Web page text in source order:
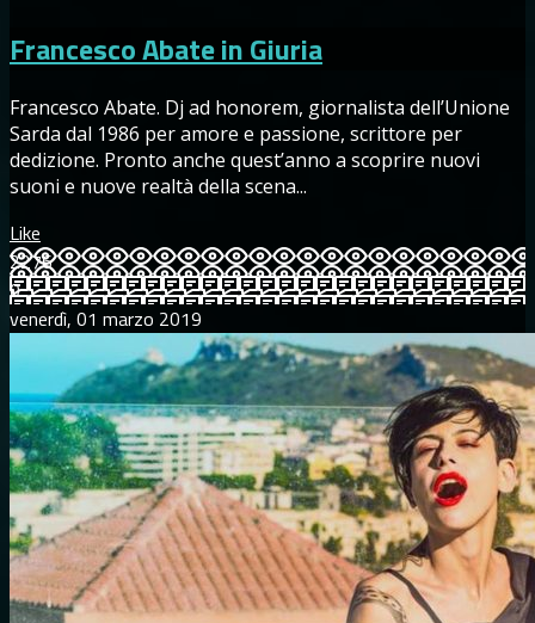
Francesco Abate in Giuria
Francesco Abate. Dj ad honorem, giornalista dell’Unione
Sarda dal 1986 per amore e passione, scrittore per
dedizione. Pronto anche quest’anno a scoprire nuovi
suoni e nuove realtà della scena...
Like
2276
0
venerdì, 01 marzo 2019